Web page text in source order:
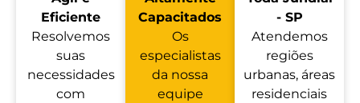
Eficiente
Resolvemos
suas
necessidades
com
Capacitados
Os
especialistas
da nossa
equipe
- SP
Atendemos
regiões
urbanas, áreas
residenciais